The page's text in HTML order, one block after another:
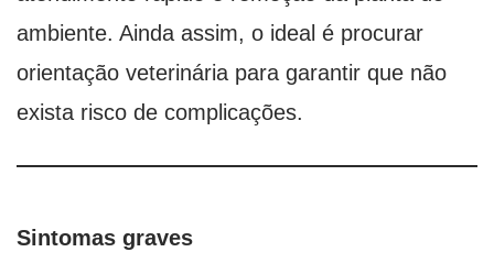
ambiente. Ainda assim, o ideal é procurar
orientação veterinária para garantir que não
exista risco de complicações.
Sintomas graves